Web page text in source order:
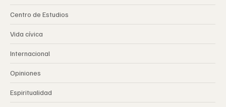
Centro de Estudios
Vida cívica
Internacional
Opiniones
Espiritualidad